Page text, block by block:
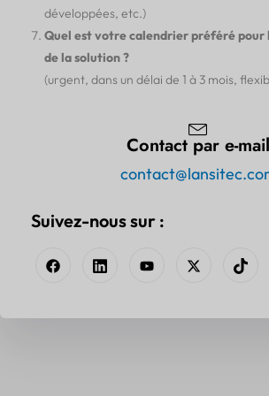
développées, etc.)
Quel est votre calendrier préféré pour
de la solution ?
(urgent, dans un délai de 1 à 3 mois,
Contact par e-mail
Suivez-nous sur :